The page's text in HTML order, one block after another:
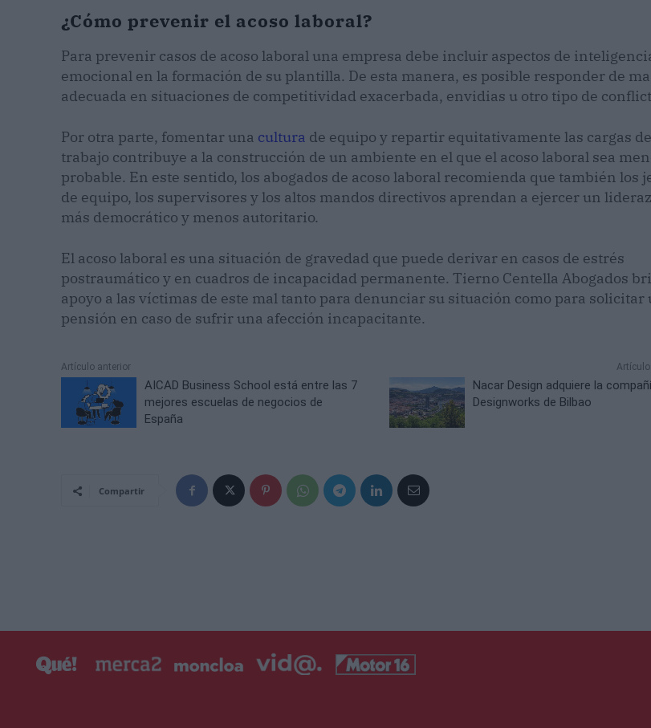
¿Cómo prevenir el acoso laboral?
Para prevenir casos de acoso laboral una empresa debe incluir aspectos de
emocional en la formación de su plantilla. De esta manera, es posible responder de
adecuada en situaciones de competitividad exacerbada, envidias u otro tipo de
Por otra parte, fomentar una cultura de equipo y repartir equitativamente las cargas de
trabajo contribuye a la construcción de un ambiente en el que el acoso laboral sea
probable. En este sentido, los abogados de acoso laboral recomienda que también los
de equipo, los supervisores y los altos mandos directivos aprendan a ejercer un
más democrático y menos autoritario.
El acoso laboral es una situación de gravedad que puede derivar en casos de estrés
postraumático y en cuadros de incapacidad permanente. Tierno Centella Abogados
apoyo a las víctimas de este mal tanto para denunciar su situación como para solicitar
pensión en caso de sufrir una afección incapacitante.
Artículo anterior
AICAD Business School está entre las 7
mejores escuelas de negocios de
España
Nacar Design adquiere la
Designworks de Bilbao
Compartir